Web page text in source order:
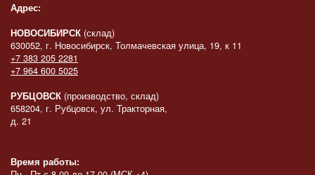
Адрес:
НОВОСИБИРСК (склад)
630052, г. Новосибирск, Толмачевская улица, 19, к 11
+7 383 205 2281
+7 964 600 5025
РУБЦОВСК (производство, склад)
658204, г. Рубцовск, ул. Тракторная,
д. 21
Время работы: